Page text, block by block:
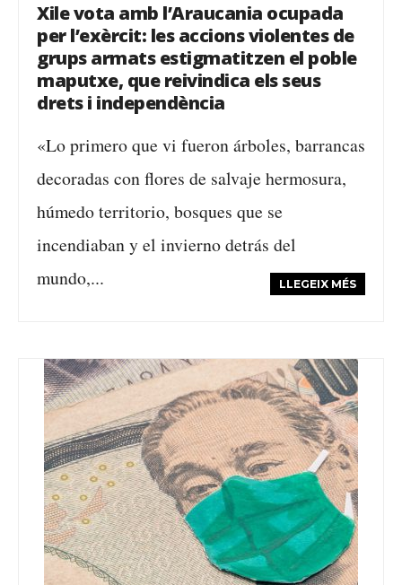
Xile vota amb l’Araucania ocupada
per l’exèrcit: les accions violentes de
grups armats estigmatitzen el poble
maputxe, que reivindica els seus
drets i independència
«Lo primero que vi fueron árboles, barrancas
decoradas con flores de salvaje hermosura,
húmedo territorio, bosques que se
incendiaban y el invierno detrás del
mundo,...
LLEGEIX MÉS